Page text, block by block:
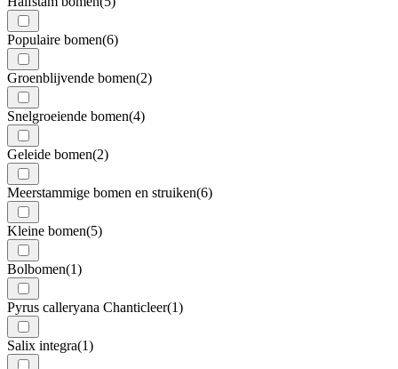
Populaire bomen(6)
Groenblijvende bomen(2)
Snelgroeiende bomen(4)
Geleide bomen(2)
Meerstammige bomen en struiken(6)
Kleine bomen(5)
Bolbomen(1)
Pyrus calleryana Chanticleer(1)
Salix integra(1)